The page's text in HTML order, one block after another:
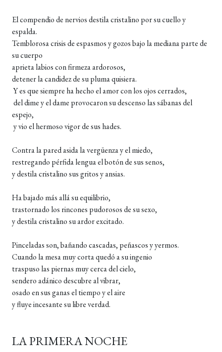
El compendio de nervios destila cristalino por su cuello y
espalda.
Temblorosa crisis de espasmos y gozos bajo la mediana parte de
su cuerpo
aprieta labios con firmeza ardorosos,
detener la candidez de su pluma quisiera.
Y es que siempre ha hecho el amor con los ojos cerrados,
del dime y el dame provocaron su descenso las sábanas del
espejo,
y vio el hermoso vigor de sus hades.
Contra la pared asida la vergüenza y el miedo,
restregando pérfida lengua el botón de sus senos,
y destila cristalino sus gritos y ansias.
Ha bajado más allá su equilibrio,
trastornado los rincones pudorosos de su sexo,
y destila cristalino su ardor excitado.
Pinceladas son, bañando cascadas, peñascos y yermos.
Cuando la mesa muy corta quedó a su ingenio
traspuso las piernas muy cerca del cielo,
sendero adánico descubre al vibrar,
osado en sus ganas el tiempo y el aire
y fluye incesante su libre verdad.
LA PRIMERA NOCHE